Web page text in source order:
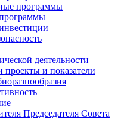
программы
деятельности
проекты и показатели
Председателя Совета